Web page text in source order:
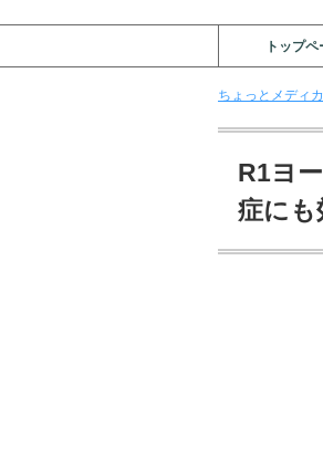
トップペ
ちょっとメディ
R1ヨ
症にも